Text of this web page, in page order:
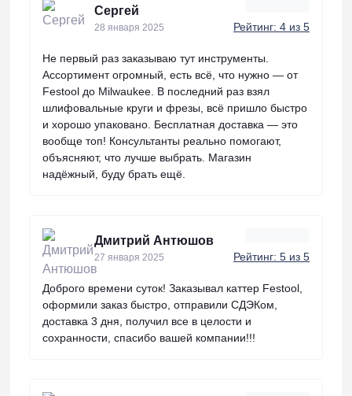
Сергей
28 января 2025 Рейтинг: 4 из 5
Не первый раз заказываю тут инструменты.
Ассортимент огромный, есть всё, что нужно — от
Festool до Milwaukee. В последний раз взял
шлифовальные круги и фрезы, всё пришло быстро
и хорошо упаковано. Бесплатная доставка — это
вообще топ! Консультанты реально помогают,
объясняют, что лучше выбрать. Магазин
надёжный, буду брать ещё.
Дмитрий Антюшов
27 января 2025 Рейтинг: 5 из 5
Доброго времени суток! Заказывал каттер Festool,
оформили заказ быстро, отправили СДЭКом,
доставка 3 дня, получил все в целости и
сохранности, спасибо вашей компании!!!